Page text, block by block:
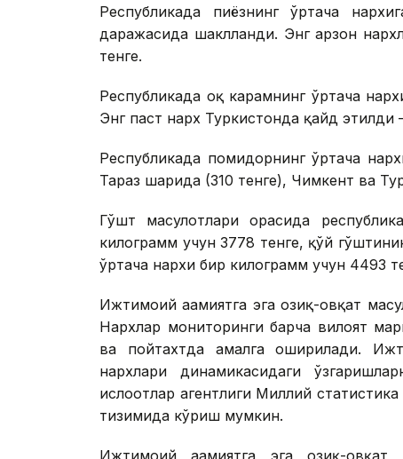
Республикада пиёзнинг ўртача
даражасида шаклланди. Энг арзон
тенге.
Республикада оқ карамнинг ўртача
Энг паст нарх Туркистонда қайд
Республикада помидорнинг ўртача
Тараз шаҳрида (310 тенге), Чимкент ва
Гўшт маҳсулотлари орасида
килограмм учун 3778 тенге, қўй
ўртача нархи бир килограмм учун 4493
Ижтимоий аҳамиятга эга озиқ-овқат
Нархлар мониторинги барча вилоят
ва пойтахтда амалга оширилади.
нархлари динамикасидаги
ислоҳотлар агентлиги Миллий
тизимида кўриш мумкин.